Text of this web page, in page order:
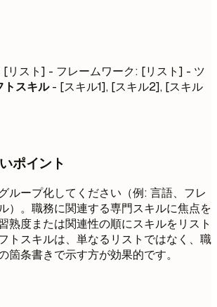
リスト] - フレームワーク: [リスト] - ツ
トスキル- [スキル1], [スキル2], [スキル
ポイント
ループ化してください（例: 言語、フレ
）。職務に関連する専門スキルに焦点を
熟度または関連性の順にスキルをリスト
トスキルは、単なるリストではなく、職
箇条書きで示す方が効果的です。